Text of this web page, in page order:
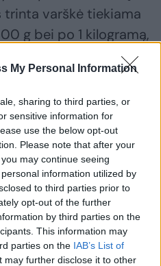
My Personal Information
sharing to third parties, or
sensitive information for
use the below opt-out
Please note that after your
may continue seeing
information utilized by
to third parties prior to
opt-out of the further
by third parties on the
This information may
parties on the IAB’s List of
may further disclose it to other
trinta varškė tiekiama
g bei po 1 kilogramą,
g bei 1 kilogramą,
po 5 ir 10
tokį pardavimo šuolį
gamybos įranga.
metus Alytaus
modernią varškės
galimybę
kokybės